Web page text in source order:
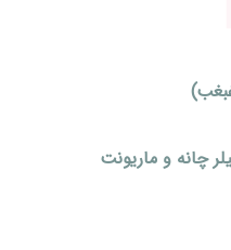
چانه و ماریونت